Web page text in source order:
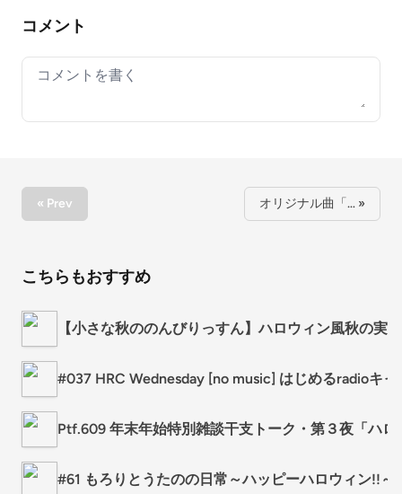
コメント
Your comment
« Prev オリジナル曲「… »
こちらもおすすめ
【小さな秋ののんびりっすん】ハロウィン風秋の実
#037 HRC Wednesday [no music] はじめるradioキャ
Ptf.609 年末年始特別雑談干支トーク・第３夜「ハ
#61 もろりとうたのの日常～ハッピーハロウィン!!～